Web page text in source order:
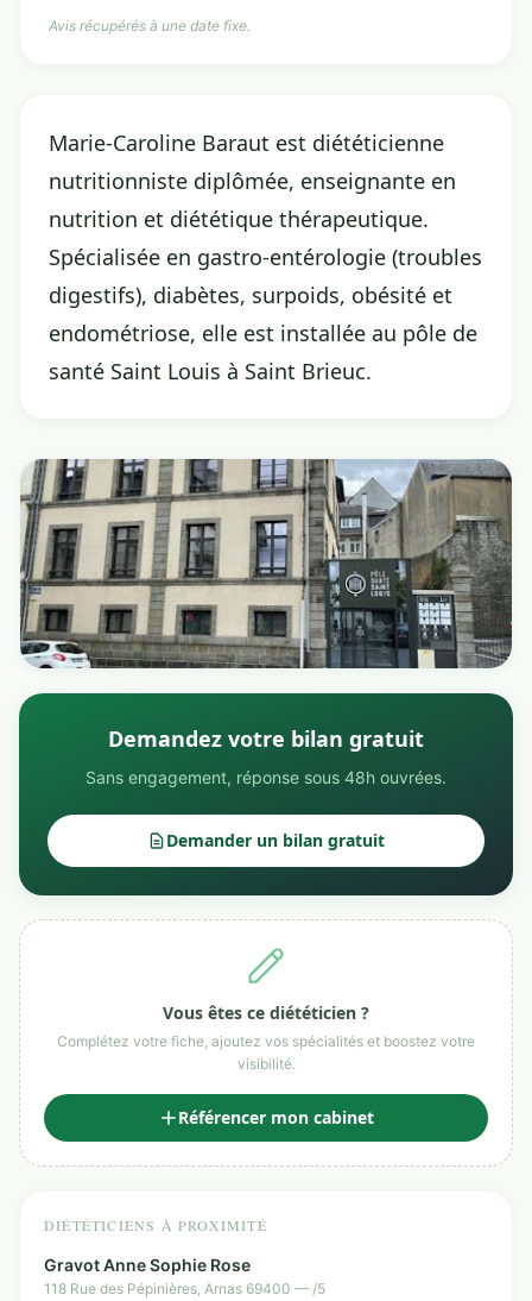
Avis récupérés à une date fixe.
Marie-Caroline Baraut est diététicienne
nutritionniste diplômée, enseignante en
nutrition et diététique thérapeutique.
Spécialisée en gastro-entérologie (troubles
digestifs), diabètes, surpoids, obésité et
endométriose, elle est installée au pôle de
santé Saint Louis à Saint Brieuc.
Demandez votre bilan gratuit
Sans engagement, réponse sous 48h ouvrées.
Demander un bilan gratuit
Vous êtes ce diététicien ?
Complétez votre fiche, ajoutez vos spécialités et boostez votre
visibilité.
Référencer mon cabinet
DIÉTÉTICIENS À PROXIMITÉ
Gravot Anne Sophie Rose
118 Rue des Pépinières, Arnas 69400 — /5